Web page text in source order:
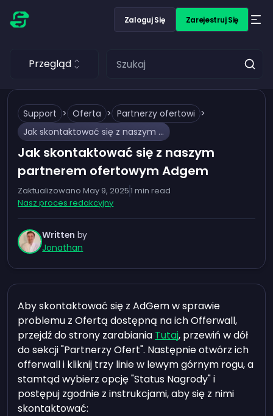
Zaloguj Się Zarejestruj Się
Przegląd
Support > Oferta > Partnerzy ofertowi >
Jak skontaktować się z naszym partnerem ofertowym Adgem
Jak skontaktować się z naszym
partnerem ofertowym Adgem
Zaktualizowano May 9, 20251 min read
Nasz proces redakcyjny
Written by
Jonathan
Aby skontaktować się z AdGem w sprawie
problemu z Ofertą dostępną na ich Offerwall,
przejdź do strony zarabiania Tutaj, przewiń w dół
do sekcji "Partnerzy Ofert". Następnie otwórz ich
offerwall i kliknij trzy linie w lewym górnym rogu, a
stamtąd wybierz opcję "Status Nagrody" i
postępuj zgodnie z instrukcjami, aby się z nimi
skontaktować: